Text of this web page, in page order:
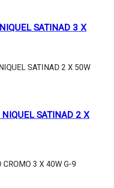
SATINAD 3 X
SATINAD 2 X